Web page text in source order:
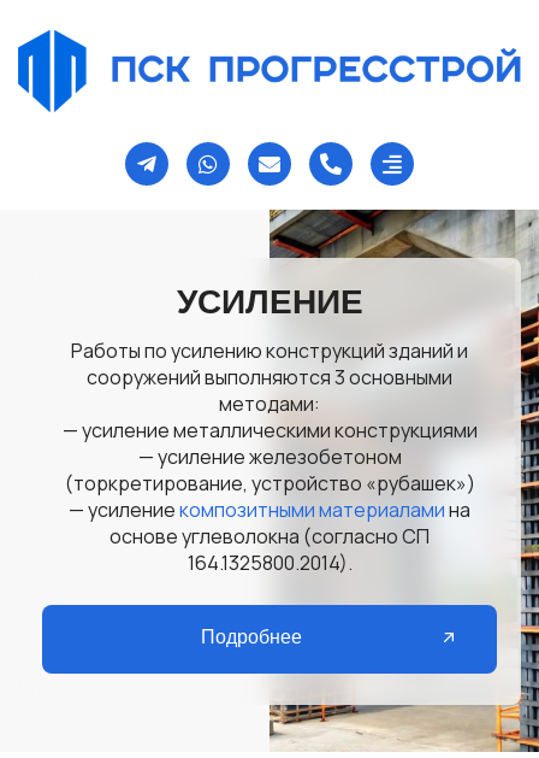
УСИЛЕНИЕ
Работы по усилению конструкций зданий и
сооружений выполняются 3 основными
методами:
— усиление металлическими конструкциями
— усиление железобетоном
(торкретирование, устройство «рубашек»)
— усилениекомпозитными материаламина
основе углеволокна (согласно СП
164.1325800.2014).
Подробнее